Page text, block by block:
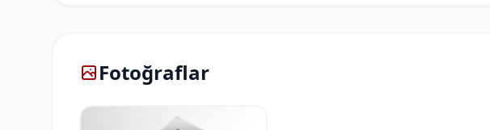
Fotoğraflar